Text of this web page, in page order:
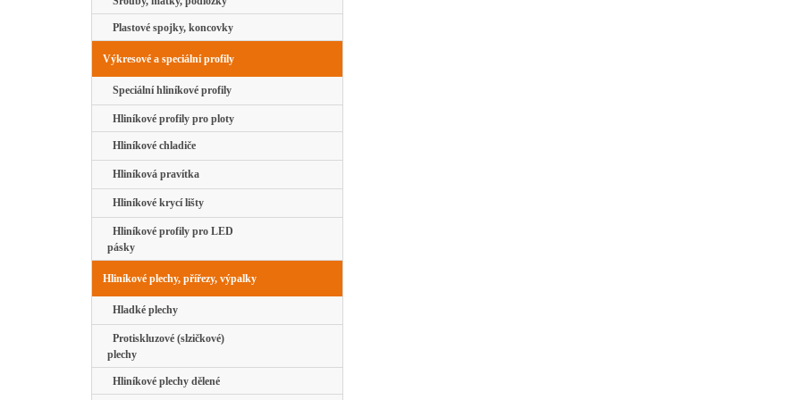
Plastové spojky, koncovky
Výkresové a speciální profily
Speciální hliníkové profily
Hliníkové profily pro ploty
Hliníkové chladiče
Hliníková pravítka
Hliníkové krycí lišty
Hliníkové profily pro LED
pásky
Hliníkové plechy, přířezy, výpalky
Hladké plechy
Protiskluzové (slzičkové)
plechy
Hliníkové plechy dělené